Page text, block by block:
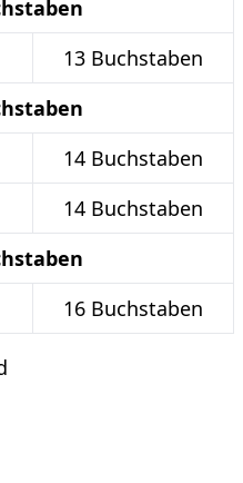
13 Buchstaben
14 Buchstaben
14 Buchstaben
16 Buchstaben